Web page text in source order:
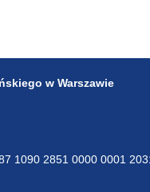
w Warszawie
1090 2851 0000 0001